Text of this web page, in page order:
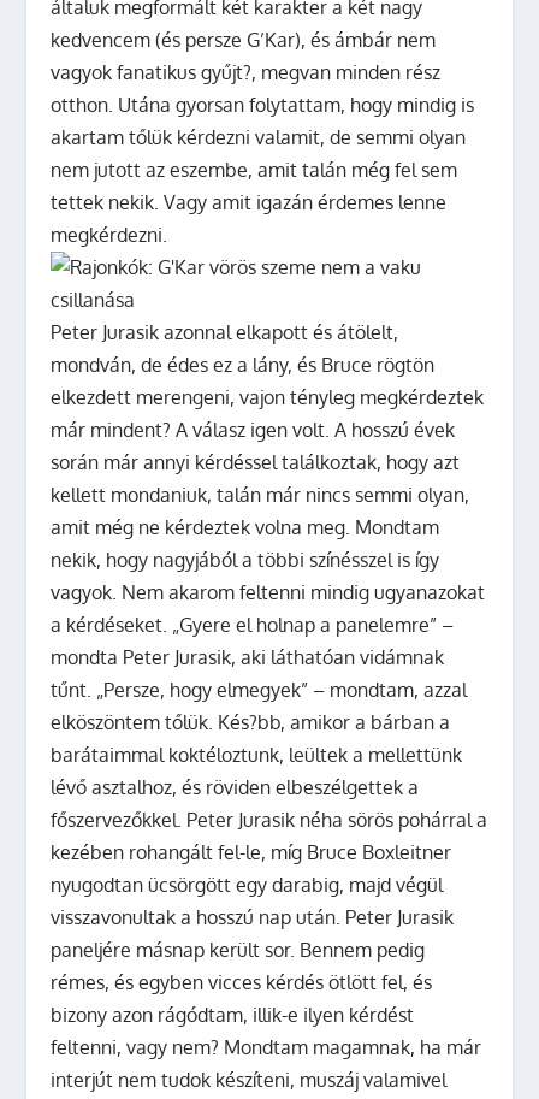
általuk megformált két karakter a két nagy
kedvencem (és persze G’Kar), és ámbár nem
vagyok fanatikus gyűjt?, megvan minden rész
otthon. Utána gyorsan folytattam, hogy mindig is
akartam tőlük kérdezni valamit, de semmi olyan
nem jutott az eszembe, amit talán még fel sem
tettek nekik. Vagy amit igazán érdemes lenne
megkérdezni.
Peter Jurasik azonnal elkapott és átölelt,
mondván, de édes ez a lány, és Bruce rögtön
elkezdett merengeni, vajon tényleg megkérdeztek
már mindent? A válasz igen volt. A hosszú évek
során már annyi kérdéssel találkoztak, hogy azt
kellett mondaniuk, talán már nincs semmi olyan,
amit még ne kérdeztek volna meg. Mondtam
nekik, hogy nagyjából a többi színésszel is így
vagyok. Nem akarom feltenni mindig ugyanazokat
a kérdéseket. „Gyere el holnap a panelemre” –
mondta Peter Jurasik, aki láthatóan vidámnak
tűnt. „Persze, hogy elmegyek” – mondtam, azzal
elköszöntem tőlük. Kés?bb, amikor a bárban a
barátaimmal koktéloztunk, leültek a mellettünk
lévő asztalhoz, és röviden elbeszélgettek a
főszervezőkkel. Peter Jurasik néha sörös pohárral a
kezében rohangált fel-le, míg Bruce Boxleitner
nyugodtan ücsörgött egy darabig, majd végül
visszavonultak a hosszú nap után. Peter Jurasik
paneljére másnap került sor. Bennem pedig
rémes, és egyben vicces kérdés ötlött fel, és
bizony azon rágódtam, illik-e ilyen kérdést
feltenni, vagy nem? Mondtam magamnak, ha már
interjút nem tudok készíteni, muszáj valamivel